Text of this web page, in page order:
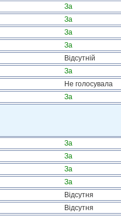
За
За
За
За
Відсутній
За
Не голосувала
За
За
За
За
За
Відсутня
Відсутня